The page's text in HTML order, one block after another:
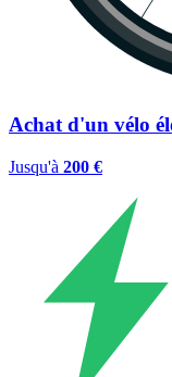
Achat d'un vélo
Jusqu'à 200 €